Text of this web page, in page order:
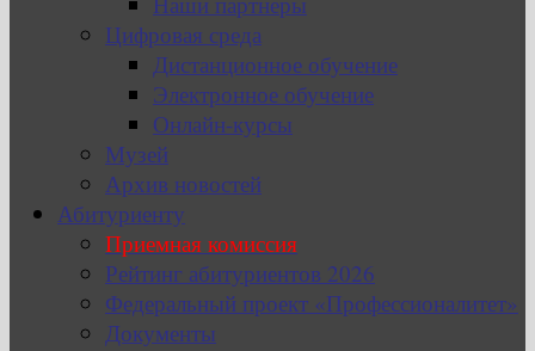
Цифровая среда
Дистанционное обучение
Электронное обучение
Онлайн-курсы
Музей
Архив новостей
Абитуриенту
Приемная комиссия
Рейтинг абитуриентов 2026
Федеральный проект «Профессионалитет»
Документы